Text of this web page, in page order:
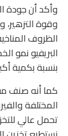
وأكد أن جودة
وقوة التزهير،
الظروف
البريفيو نمو
بنسبة بكمية
كما أنه صنف
المختلفة
تحمل عالي